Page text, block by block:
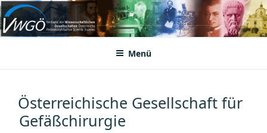
Zum
Inhalt
springenVWGÖ
Federation of Austrian Scientific Societies
Menü
Österreichische Gesellschaft für
Gefäßchirurgie